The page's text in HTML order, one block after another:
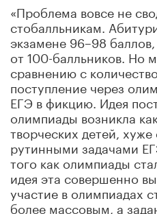
«Проблема вовсе не
стобалльникам.
экзамене 96–98
от 100-балльников. Но
сравнению с
поступление через
ЕГЭ в фикцию. Идея
олимпиады возникла
творческих детей,
рутинными задачами
того как олимпиады
идея эта совершенно
участие в олимпиадах
более массовым, а